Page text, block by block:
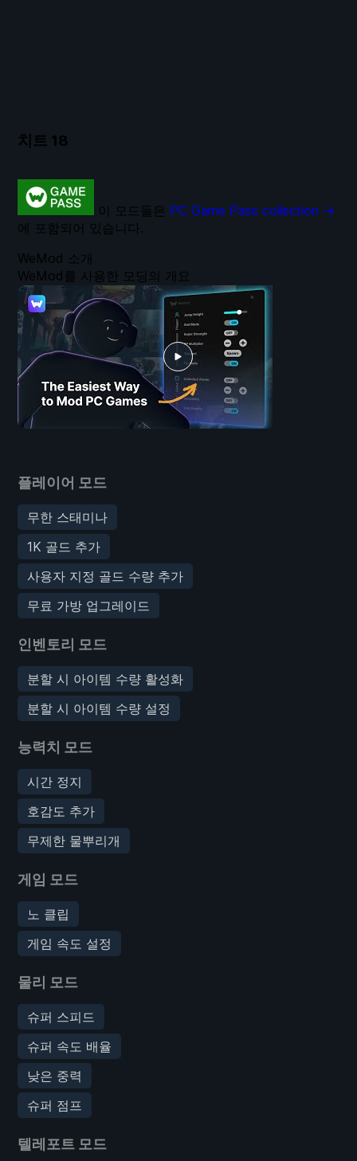
치트 18
플레이어 모드
무한 스태미나
1K 골드 추가
사용자 지정 골드 수량 추가
무료 가방 업그레이드
인벤토리 모드
분할 시 아이템 수량 활성화
분할 시 아이템 수량 설정
능력치 모드
시간 정지
호감도 추가
무제한 물뿌리개
게임 모드
노 클립
게임 속도 설정
물리 모드
슈퍼 스피드
슈퍼 속도 배율
낮은 중력
슈퍼 점프
텔레포트 모드
WeMod 소개
WeMod를 사용한 모딩의 개요
이 모드들은 PC Game Pass collection →
에 포함되어 있습니다.